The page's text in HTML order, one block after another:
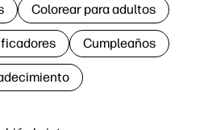
Colorear para adultos
Cumpleaños